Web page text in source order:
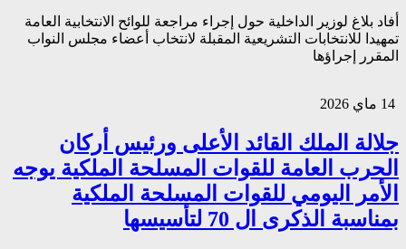
أفاد بلاغ لوزير الداخلية حول إجراء مراجعة للوائح الانتخابية العامة
تمهيدا للانتخابات التشريعية المقبلة لانتخاب أعضاء مجلس النواب
المقرر إجراؤها
جلالة الملك القائد الأعلى ورئيس أركان
الحرب العامة للقوات المسلحة الملكية يوجه
الأمر اليومي للقوات المسلحة الملكية
بمناسبة الذكرى ال 70 لتأسيسها